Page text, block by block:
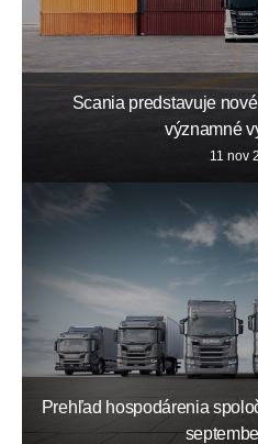
Scania predstavuje
významné
11 nov
Prehľad hospodárenia